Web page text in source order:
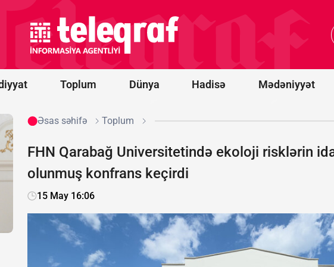
Toplum Dünya Hadisə Mədəniyyət
Tramp: TRIPP
layihəsi üzrə
işlərin tezliklə
başlanacağına
ümidvaram
prosesinin
irəliləməsi
üçün atdığı
alqışlayır
Əsas səhifə Toplum
FHN Qarabağ Universitetində ekoloji risklərin
olunmuş konfrans keçirdi
15 May 16:06